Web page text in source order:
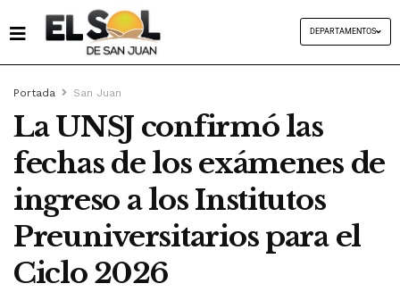
DEPARTAMENTOS
Portada San Juan
La UNSJ confirmó las
fechas de los exámenes de
ingreso a los Institutos
Preuniversitarios para el
Ciclo 2026